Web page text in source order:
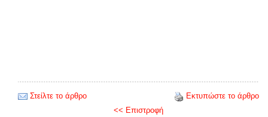
Στείλτε το άρθρο
Εκτυπώστε το άρθρο
<< Επιστροφή